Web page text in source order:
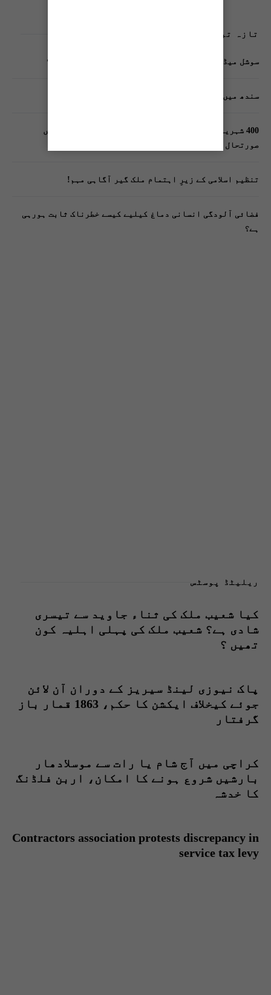
تازہ ترین پوسٹس
سوشل میڈیا پر وکڑی پوسٹ ڈیجیٹل شناخت کیلیے خطرہ؟
سندھ میں گاڑیوں کی انشورنس لازمی قرار
400 شہریوں کیلئے ایک پولیس اہلکار لازمی، کراچی میں
صورتحال کیا ہے؟
تنظیم اسلامی کے زیرِ اہتمام ملک گیر آگاہی مہم!
فضائی آلودگی انسانی دماغ کیلیے کیسے خطرناک ثابت ہورہی
ہے؟
ریلیٹڈ پوسٹس
کیا شعیب ملک کی ثناء جاوید سے تیسری
شادی ہے؟ شعیب ملک کی پہلی اہلیہ کون
تھیں ؟
پاک نیوزی لینڈ سیریز کے دوران آن لائن
جوئے کیخلاف ایکشن کا حکم، 1863 قمار باز
گرفتار
کراچی میں آج شام یا رات سے موسلادھار
بارشیں شروع ہونے کا امکان، اربن فلڈنگ
کا خدشہ
Contractors association protests discrepancy in
service tax levy